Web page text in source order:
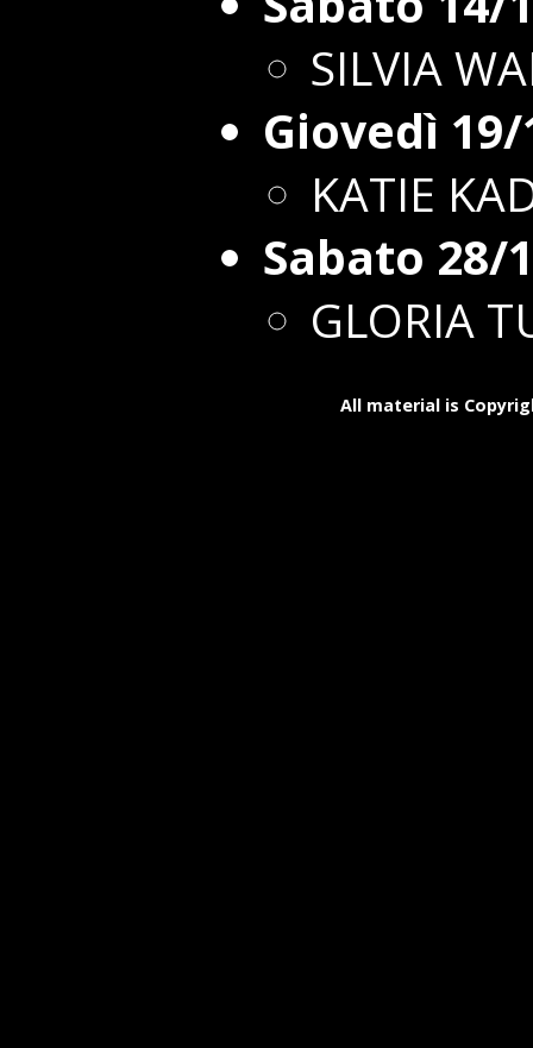
SILVIA
Giovedì
KATIE
Sabato 28/
GLORIA
All material is